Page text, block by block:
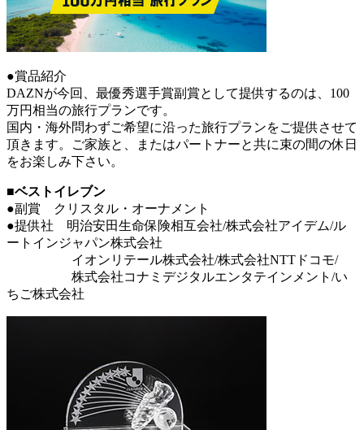
●賞品紹介
DAZNが今回、最優秀選手賞副賞として提供するのは、100
万円相当の旅行プランです。
国内・海外問わずご希望に沿った旅行プランをご提供させて
頂きます。ご家族と、またはパートナーと共に束の間の休日
をお楽しみ下さい。
■ベストイレブン
●副賞 クリスタル・オーナメント
●提供社 明治安田生命保険相互会社/株式会社アイデム/ル
ートインジャパン株式会社
イオンリテール株式会社/株式会社NTTドコモ/
株式会社コナミデジタルエンタテインメント/い
ちご株式会社